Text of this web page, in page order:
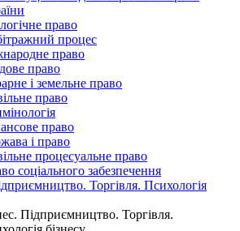
право
процес
право
право
і земельне право
право
право
і право
процесуальне право
соціального забезпечення
Торгівля. Психологія
Підприємництво. Торгівля.